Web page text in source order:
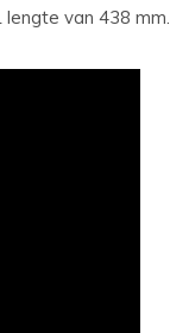
van 438 mm.